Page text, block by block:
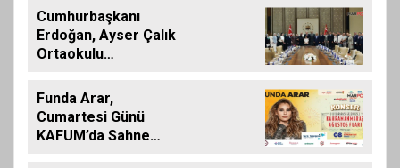
Tamamlandı
Cumhurbaşkanı
Erdoğan, Ayser Çalık
Ortaokulu
Aileleriyle Bir Araya
Geldi
Funda Arar,
Cumartesi Günü
KAFUM’da Sahne